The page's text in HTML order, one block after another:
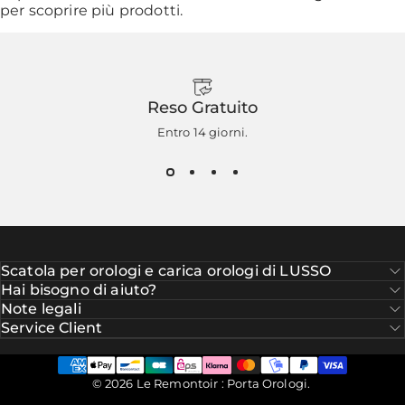
per scoprire più prodotti.
Reso Gratuito
Entro 14 giorni.
Scatola per orologi e carica orologi di LUSSO
Hai bisogno di aiuto?
Note legali
Service Client
© 2026 Le Remontoir : Porta Orologi.